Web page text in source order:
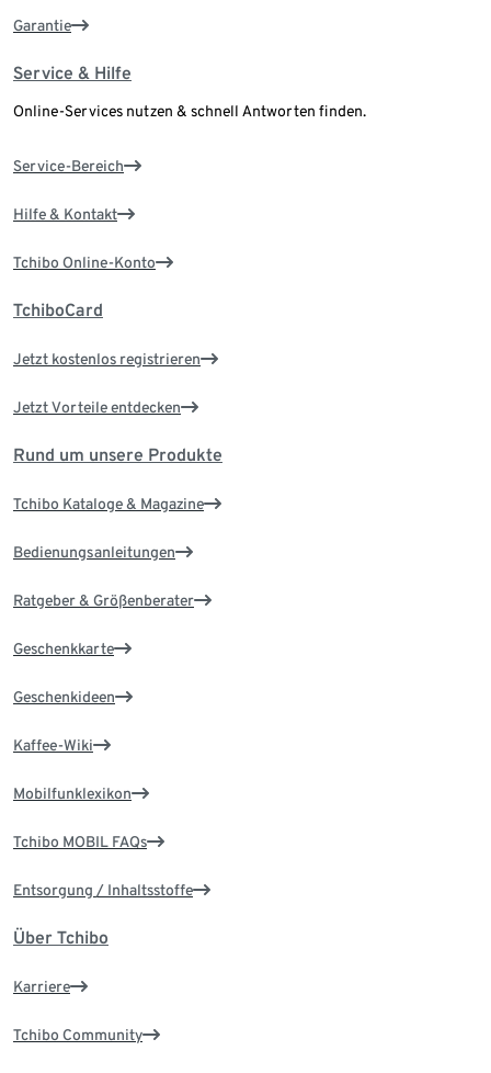
Garantie
Service & Hilfe
Online-Services nutzen & schnell Antworten finden.
Service-Bereich
Hilfe & Kontakt
Tchibo Online-Konto
TchiboCard
Jetzt kostenlos registrieren
Jetzt Vorteile entdecken
Rund um unsere Produkte
Tchibo Kataloge & Magazine
Bedienungsanleitungen
Ratgeber & Größenberater
Geschenkkarte
Geschenkideen
Kaffee-Wiki
Mobilfunklexikon
Tchibo MOBIL FAQs
Entsorgung / Inhaltsstoffe
Über Tchibo
Karriere
Tchibo Community